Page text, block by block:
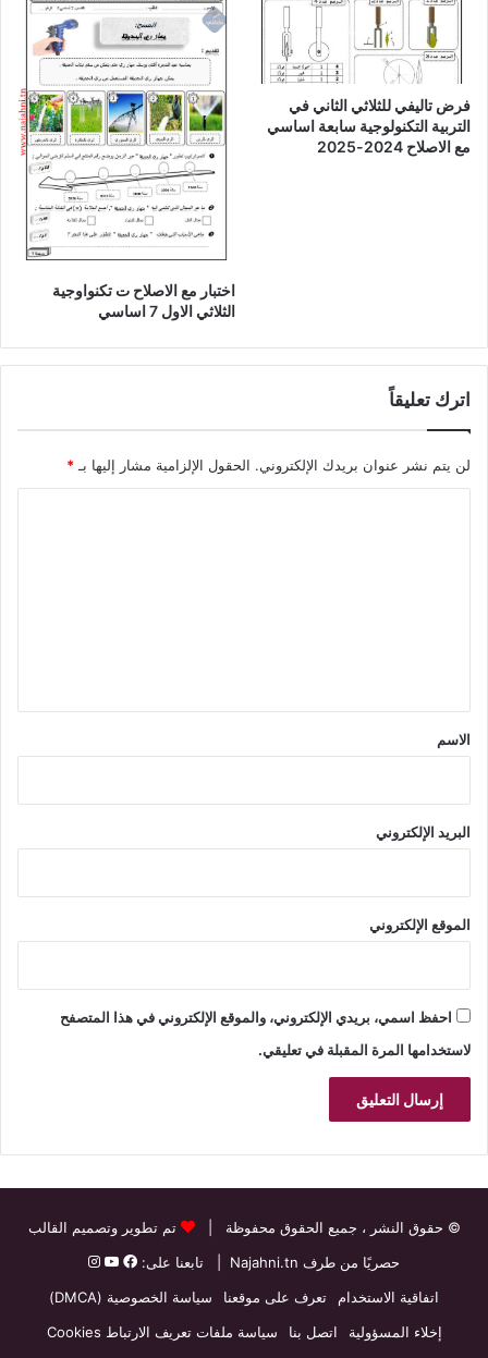
فرض تاليفي للثلاثي الثاني في
التربية التكنولوجية سابعة اساسي
مع الاصلاح 2024-2025
اختبار مع الاصلاح ت تكنواوجية
الثلاثي الاول 7 اساسي
اترك تعليقاً
لن يتم نشر عنوان بريدك الإلكتروني. الحقول الإلزامية مشار إليها بـ *
*
الاسم
البريد الإلكتروني
الموقع الإلكتروني
احفظ اسمي، بريدي الإلكتروني، والموقع الإلكتروني في هذا المتصفح
لاستخدامها المرة المقبلة في تعليقي.
© حقوق النشر ، جميع الحقوق محفوظة |
تم تطوير وتصميم القالب
حصريًا من طرف Najahni.tn | تابعنا على:
اتفاقية الاستخدام
تعرف على موقعنا
سياسة الخصوصية (DMCA)
إخلاء المسؤولية
اتصل بنا سياسة ملفات تعريف الارتباط Cookies